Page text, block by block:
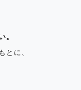
。
とに、